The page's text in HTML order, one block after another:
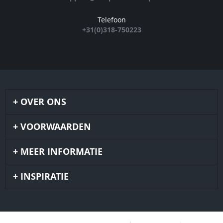
Telefoon
+31(0)318-750223
OVER ONS
VOORWAARDEN
MEER INFORMATIE
INSPIRATIE